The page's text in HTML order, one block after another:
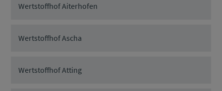
Wertstoffhof Aiterhofen
Wertstoffhof Ascha
Wertstoffhof Atting